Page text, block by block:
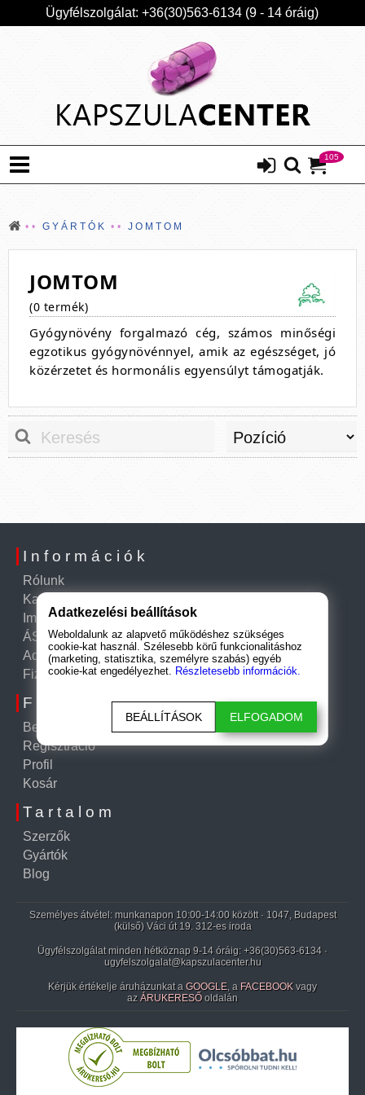
Ügyfélszolgálat: +36(30)563-6134 (9 - 14 óráig)
105
GYÁRTÓK JOMTOM
JOMTOM
(0 termék)
Gyógynövény forgalmazó cég, számos minőségi
egzotikus gyógynövénnyel, amik az egészséget, jó
közérzetet és hormonális egyensúlyt támogatják.
Információk
Rólunk
Kapcsolat
Impresszum
ÁSZF
Adatkezelési tájékoztató
Fizetés és szállítás
Fiók
Belépés
Regisztráció
Profil
Kosár
Tartalom
Szerzők
Gyártók
Blog
Személyes átvétel: munkanapon 10:00-14:00 között · 1047, Budapest
(külső) Váci út 19. 312-es iroda
Ügyfélszolgálat minden hétköznap 9-14 óráig: +36(30)563-6134 ·
ugyfelszolgalat@kapszulacenter.hu
Kérjük értékelje áruházunkat a GOOGLE, a FACEBOOK vagy
az ÁRUKERESŐ oldalán
Adatkezelési beállítások
Weboldalunk az alapvető működéshez szükséges
cookie-kat használ. Szélesebb körű funkcionalitáshoz
(marketing, statisztika, személyre szabás) egyéb
cookie-kat engedélyezhet. Részletesebb információk.
BEÁLLÍTÁSOK ELFOGADOM